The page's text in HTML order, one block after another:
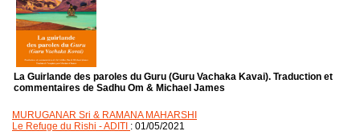
La Guirlande des paroles du Guru (Guru Vachaka Kavai). Traduction et
commentaires de Sadhu Om & Michael James
MURUGANAR Sri & RAMANA MAHARSHI
Le Refuge du Rishi - ADITI : 01/05/2021